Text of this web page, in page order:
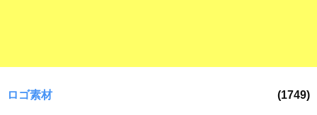
ロゴ素材 (1749)